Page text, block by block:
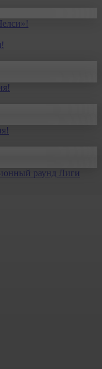
раунд Лиги